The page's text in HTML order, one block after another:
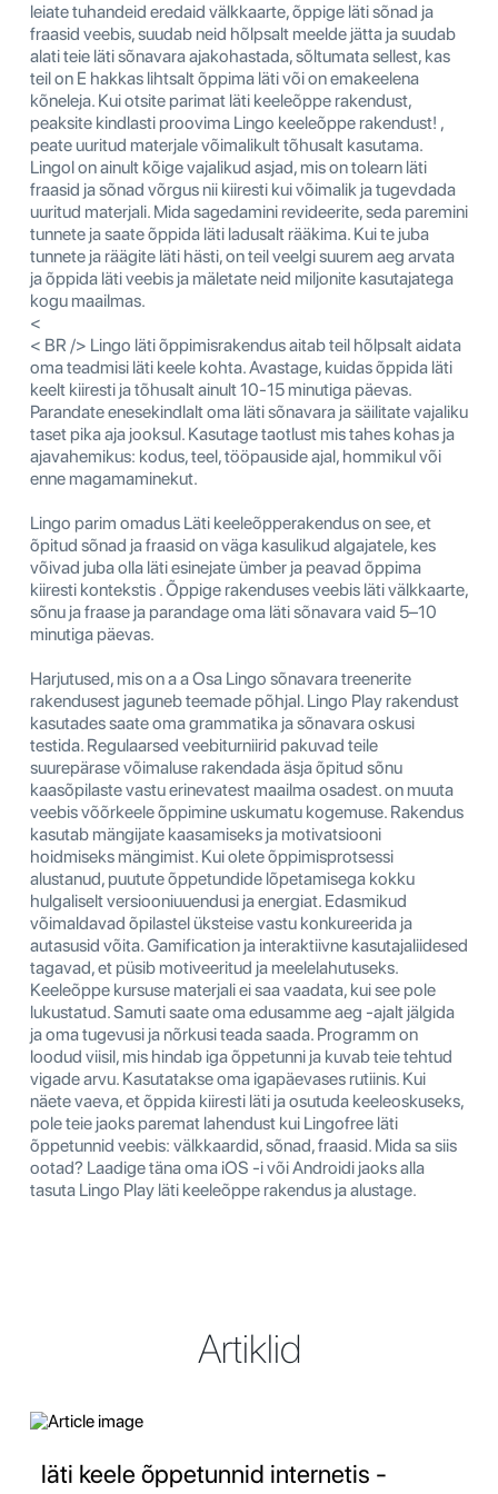
leiate tuhandeid eredaid välkkaarte, õppige läti sõnad ja
fraasid veebis, suudab neid hõlpsalt meelde jätta ja suudab
alati teie läti sõnavara ajakohastada, sõltumata sellest, kas
teil on E hakkas lihtsalt õppima läti või on emakeelena
kõneleja. Kui otsite parimat läti keeleõppe rakendust,
peaksite kindlasti proovima Lingo keeleõppe rakendust! ,
peate uuritud materjale võimalikult tõhusalt kasutama.
Lingol on ainult kõige vajalikud asjad, mis on tolearn läti
fraasid ja sõnad võrgus nii kiiresti kui võimalik ja tugevdada
uuritud materjali. Mida sagedamini revideerite, seda paremini
tunnete ja saate õppida läti ladusalt rääkima. Kui te juba
tunnete ja räägite läti hästi, on teil veelgi suurem aeg arvata
ja õppida läti veebis ja mäletate neid miljonite kasutajatega
kogu maailmas.
<
< BR /> Lingo läti õppimisrakendus aitab teil hõlpsalt aidata
oma teadmisi läti keele kohta. Avastage, kuidas õppida läti
keelt kiiresti ja tõhusalt ainult 10-15 minutiga päevas.
Parandate enesekindlalt oma läti sõnavara ja säilitate vajaliku
taset pika aja jooksul. Kasutage taotlust mis tahes kohas ja
ajavahemikus: kodus, teel, tööpauside ajal, hommikul või
enne magamaminekut.
Lingo parim omadus Läti keeleõpperakendus on see, et
õpitud sõnad ja fraasid on väga kasulikud algajatele, kes
võivad juba olla läti esinejate ümber ja peavad õppima
kiiresti kontekstis . Õppige rakenduses veebis läti välkkaarte,
sõnu ja fraase ja parandage oma läti sõnavara vaid 5–10
minutiga päevas.
Harjutused, mis on a a Osa Lingo sõnavara treenerite
rakendusest jaguneb teemade põhjal. Lingo Play rakendust
kasutades saate oma grammatika ja sõnavara oskusi
testida. Regulaarsed veebiturniirid pakuvad teile
suurepärase võimaluse rakendada äsja õpitud sõnu
kaasõpilaste vastu erinevatest maailma osadest. on muuta
veebis võõrkeele õppimine uskumatu kogemuse. Rakendus
kasutab mängijate kaasamiseks ja motivatsiooni
hoidmiseks mängimist. Kui olete õppimisprotsessi
alustanud, puutute õppetundide lõpetamisega kokku
hulgaliselt versiooniuuendusi ja energiat. Edasmikud
võimaldavad õpilastel üksteise vastu konkureerida ja
autasusid võita. Gamification ja interaktiivne kasutajaliidesed
tagavad, et püsib motiveeritud ja meelelahutuseks.
Keeleõppe kursuse materjali ei saa vaadata, kui see pole
lukustatud. Samuti saate oma edusamme aeg -ajalt jälgida
ja oma tugevusi ja nõrkusi teada saada. Programm on
loodud viisil, mis hindab iga õppetunni ja kuvab teie tehtud
vigade arvu. Kasutatakse oma igapäevases rutiinis. Kui
näete vaeva, et õppida kiiresti läti ja osutuda keeleoskuseks,
pole teie jaoks paremat lahendust kui Lingofree läti
õppetunnid veebis: välkkaardid, sõnad, fraasid. Mida sa siis
ootad? Laadige täna oma iOS -i või Androidi jaoks alla
tasuta Lingo Play läti keeleõppe rakendus ja alustage.
Artiklid
läti keele õppetunnid internetis -